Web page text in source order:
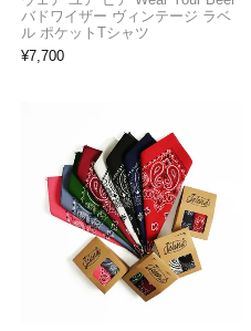
バドワイザー ヴィンテージ ラベ
ル ポケットTシャツ
¥7,700